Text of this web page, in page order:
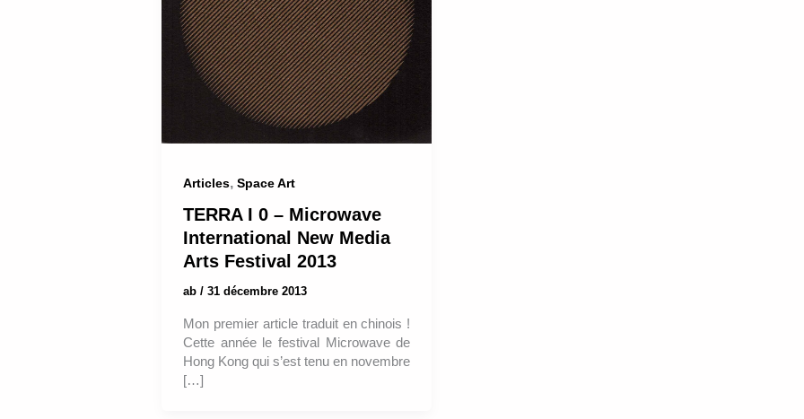
Articles, Space Art
TERRA I 0 – Microwave
International New Media
Arts Festival 2013
ab / 31 décembre 2013
Mon premier article traduit en chinois !
Cette année le festival Microwave de
Hong Kong qui s’est tenu en novembre
[…]